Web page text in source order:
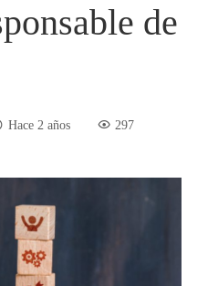
de
Hace 2 años 297